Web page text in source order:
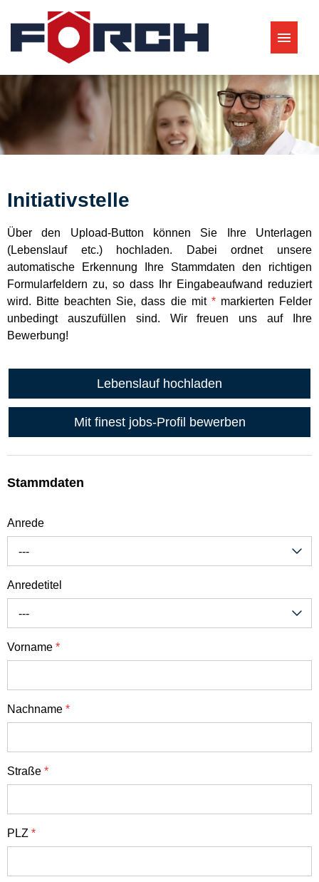
Aktuelle Stellenangebote
Initiativstelle
Über den Upload-Button können Sie Ihre Unterlagen
(Lebenslauf etc.) hochladen. Dabei ordnet unsere
automatische Erkennung Ihre Stammdaten den richtigen
Formularfeldern zu, so dass Ihr Eingabeaufwand reduziert
wird. Bitte beachten Sie, dass die mit *markierten Felder
unbedingt auszufüllen sind. Wir freuen uns auf Ihre
Bewerbung!
Lebenslauf hochladen
Mit finest jobs-Profil bewerben
Stammdaten
Anrede
---
Anredetitel
---
Vorname *
Nachname *
Straße *
PLZ *